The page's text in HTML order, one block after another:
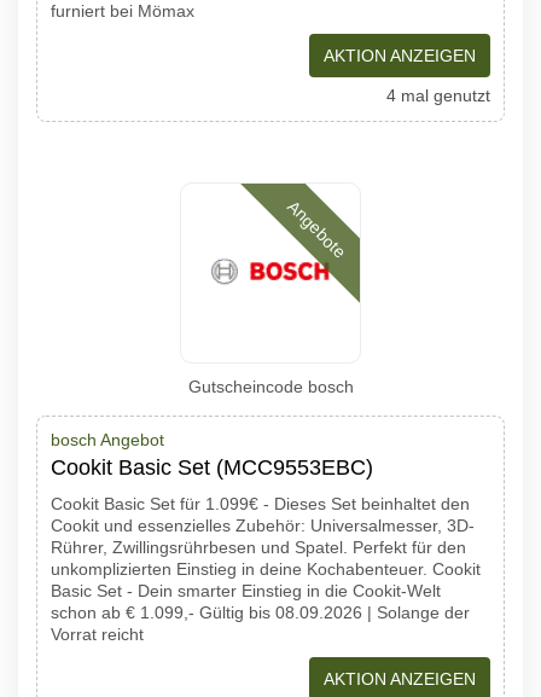
furniert bei Mömax
AKTION ANZEIGEN
4 mal genutzt
Angebote
Gutscheincode bosch
bosch Angebot
Cookit Basic Set (MCC9553EBC)
Cookit Basic Set für 1.099€ - Dieses Set beinhaltet den
Cookit und essenzielles Zubehör: Universalmesser, 3D-
Rührer, Zwillingsrührbesen und Spatel. Perfekt für den
unkomplizierten Einstieg in deine Kochabenteuer. Cookit
Basic Set - Dein smarter Einstieg in die Cookit-Welt
schon ab € 1.099,- Gültig bis 08.09.2026 | Solange der
Vorrat reicht
AKTION ANZEIGEN